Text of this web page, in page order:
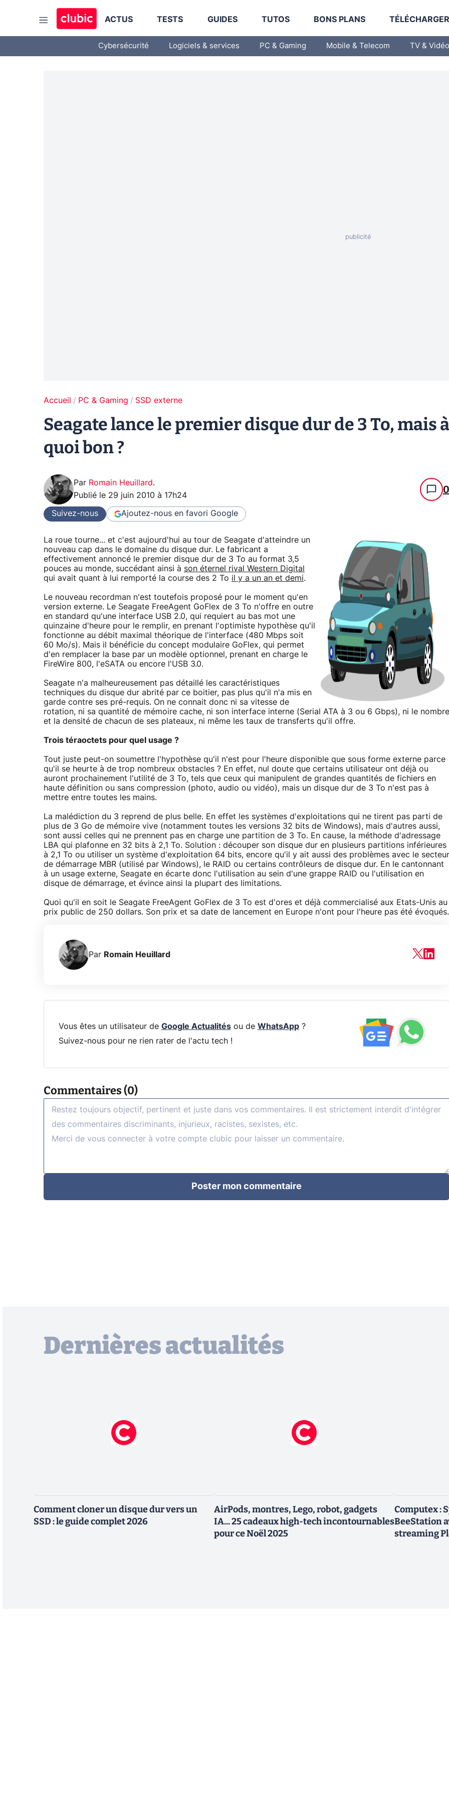
ACTUS TESTS GUIDES TUTOS BONS PLANS
Cybersécurité Logiciels & services PC & Gaming Mobile & Telecom TV & Vidéo
Accueil PC & Gaming SSD externe
Seagate lance le premier disque dur de 3 To, mais à
quoi bon ?
Par Romain Heuillard.
Publié le 29 juin 2010 à 17h24 0
Suivez-nous Ajoutez-nous en favori Google
La roue tourne... et c'est aujourd'hui au tour de Seagate d'atteindre un
nouveau cap dans le domaine du disque dur. Le fabricant a
effectivement annoncé le premier disque dur de 3 To au format 3,5
pouces au monde, succédant ainsi à son éternel rival Western Digital
qui avait quant à lui remporté la course des 2 To il y a un an et demi.
Le nouveau recordman n'est toutefois proposé pour le moment qu'en
version externe. Le Seagate FreeAgent GoFlex de 3 To n'offre en outre
en standard qu'une interface USB 2.0, qui requiert au bas mot une
quinzaine d'heure pour le remplir, en prenant l'optimiste hypothèse qu'il
fonctionne au débit maximal théorique de l'interface (480 Mbps soit
60 Mo/s). Mais il bénéficie du concept modulaire GoFlex, qui permet
d'en remplacer la base par un modèle optionnel, prenant en charge le
FireWire 800, l'eSATA ou encore l'USB 3.0.
Seagate n'a malheureusement pas détaillé les caractéristiques
techniques du disque dur abrité par ce boitier, pas plus qu'il n'a mis en
garde contre ses pré-requis. On ne connait donc ni sa vitesse de
rotation, ni sa quantité de mémoire cache, ni son interface interne (Serial ATA à 3 ou 6 Gbps), ni le nombre
et la densité de chacun de ses plateaux, ni même les taux de transferts qu'il offre.
Trois téraoctets pour quel usage ?
Tout juste peut-on soumettre l'hypothèse qu'il n'est pour l'heure disponible que sous forme externe parce
qu'il se heurte à de trop nombreux obstacles ? En effet, nul doute que certains utilisateur ont déjà ou
auront prochainement l'utilité de 3 To, tels que ceux qui manipulent de grandes quantités de fichiers en
haute définition ou sans compression (photo, audio ou vidéo), mais un disque dur de 3 To n'est pas à
mettre entre toutes les mains.
La malédiction du 3 reprend de plus belle. En effet les systèmes d'exploitations qui ne tirent pas parti de
plus de 3 Go de mémoire vive (notamment toutes les versions 32 bits de Windows), mais d'autres aussi,
sont aussi celles qui ne prennent pas en charge une partition de 3 To. En cause, la méthode d'adressage
LBA qui plafonne en 32 bits à 2,1 To. Solution : découper son disque dur en plusieurs partitions inférieures
à 2,1 To ou utiliser un système d'exploitation 64 bits, encore qu'il y ait aussi des problèmes avec le secteur
de démarrage MBR (utilisé par Windows), le RAID ou certains contrôleurs de disque dur. En le cantonnant
à un usage externe, Seagate en écarte donc l'utilisation au sein d'une grappe RAID ou l'utilisation en
disque de démarrage, et évince ainsi la plupart des limitations.
Quoi qu'il en soit le Seagate FreeAgent GoFlex de 3 To est d'ores et déjà commercialisé aux Etats-Unis au
prix public de 250 dollars. Son prix et sa date de lancement en Europe n'ont pour l'heure pas été évoqués.
Par Romain Heuillard
Vous êtes un utilisateur de Google Actualitésou de WhatsApp?
Suivez-nous pour ne rien rater de l'actu tech !
Commentaires (0)
Poster mon commentaire
Dernières actualités
Comment cloner un disque dur vers un
SSD : le guide complet 2026
AirPods, montres, Lego, robot, gadgets
IA... 25 cadeaux high-tech incontournables
pour ce Noël 2025
Computex :
BeeStation
streaming